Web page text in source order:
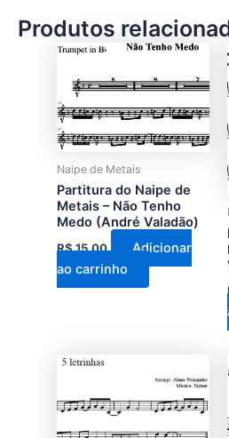
Produtos
Naipe de Metais
Partitura do Naipe de
Metais – Não Tenho
Medo (André Valadão)
R$15,00
Adicionar
ao carrinho